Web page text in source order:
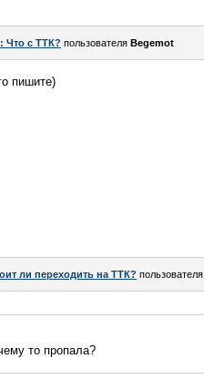
Что с ТТК? пользователя Begemot
пишите)
ли переходить на ТТК? пользователя
то пропала?